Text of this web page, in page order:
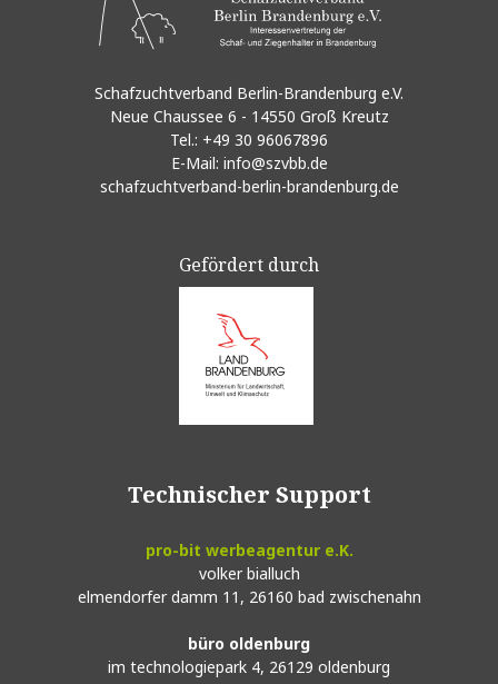
Schafzuchtverband Berlin-Brandenburg e.V.
Neue Chaussee 6 - 14550 Groß Kreutz
Tel.: +49 30 96067896
E-Mail: info@szvbb.de
schafzuchtverband-berlin-brandenburg.de
Gefördert durch
Technischer Support
pro-bit werbeagentur e.K.
volker bialluch
elmendorfer damm 11, 26160 bad zwischenahn
büro oldenburg
im technologiepark 4, 26129 oldenburg